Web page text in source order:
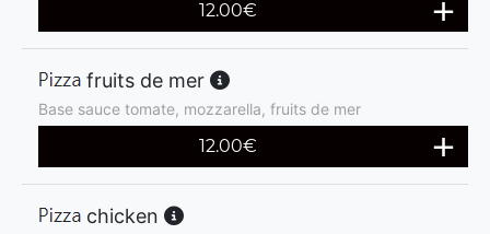
12.00€
fruits de mer
Base sauce tomate, mozzarella, fruits de mer
12.00€
chicken